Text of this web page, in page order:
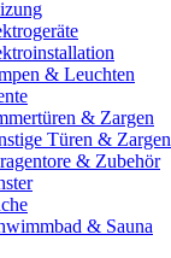
& Leuchten
& Zargen
Türen & Zargen
& Zubehör
& Sauna